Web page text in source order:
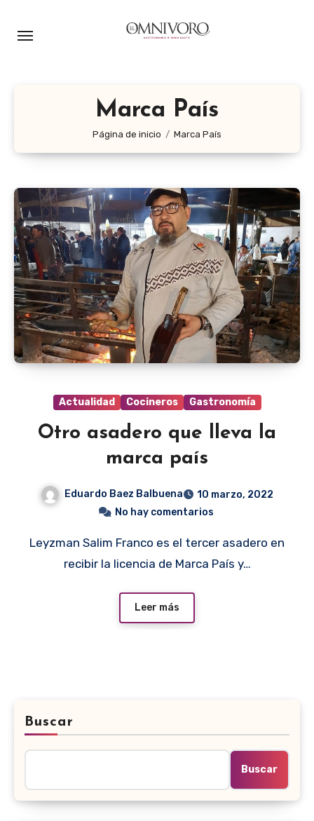
Marca País
Página de inicio Marca País
Actualidad Cocineros Gastronomía
Otro asadero que lleva la
marca país
Eduardo Baez Balbuena
10 marzo, 2022
No hay comentarios
Leyzman Salim Franco es el tercer asadero en
recibir la licencia de Marca País y…
Leer más
Buscar
Buscar